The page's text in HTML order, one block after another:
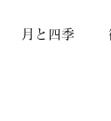
月と四季